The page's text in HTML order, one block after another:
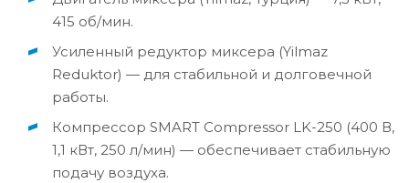
415 об/мин.
Усиленный редуктор миксера (Yilmaz
Reduktor) — для стабильной и долговечной
работы.
Компрессор SMART Compressor LK-250 (400 В,
1,1 кВт, 250 л/мин) — обеспечивает стабильную
подачу воздуха.